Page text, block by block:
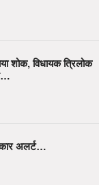
शोक, विधायक त्रिलोक
अलर्ट…